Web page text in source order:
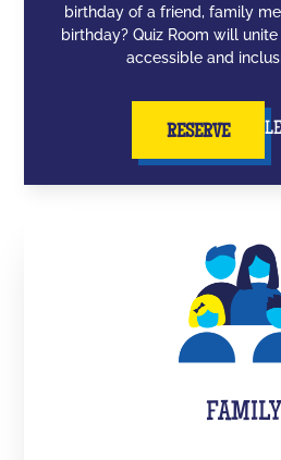
birthday of a friend, family
birthday? Quiz Room will
accessible and
RESERVE
FAMILY